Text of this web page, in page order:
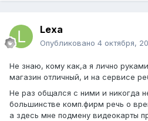
Lexa
Опубликовано 4 октября,
Не знаю, кому как,а я лично
магазин отличный, и на сервисе
Не раз общался с ними и никогда
большинстве комп.фирм речь о
а здесь мне подмену видеокарты